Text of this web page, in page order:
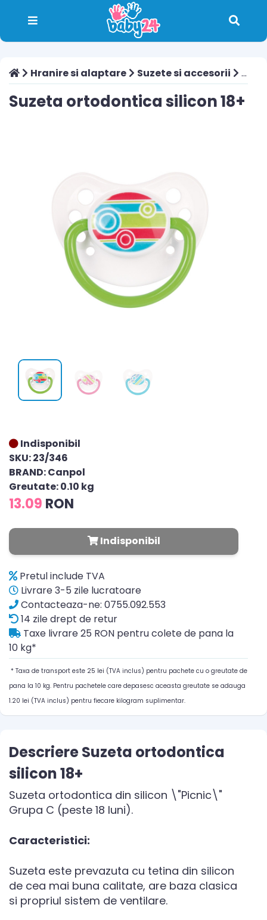
Hranire si alaptare Suzete si accesorii
Suzeta ortodontica silicon 18+
Indisponibil
SKU: 23/346
BRAND: Canpol
Greutate: 0.10 kg
13.09 RON
Indisponibil
Pretul include TVA
Livrare 3-5 zile lucratoare
Contacteaza-ne: 0755.092.553
14 zile drept de retur
Taxe livrare 25 RON pentru colete de pana la
10 kg*
* Taxa de transport este 25 lei (TVA inclus) pentru pachete cu o greutate de
pana la 10 kg. Pentru pachetele care depasesc aceasta greutate se adauga
1.20 lei (TVA inclus) pentru fiecare kilogram suplimentar.
Descriere Suzeta ortodontica
silicon 18+
Suzeta ortodontica din silicon \"Picnic\"
Grupa C (peste 18 luni).
Caracteristici:
Suzeta este prevazuta cu tetina din silicon
de cea mai buna calitate, are baza clasica
si propriul sistem de ventilare.